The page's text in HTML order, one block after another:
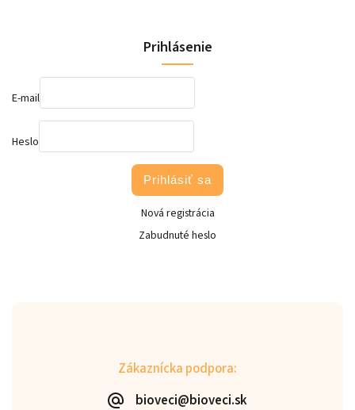
Zákaznícka podpora:
bioveci@bioveci.sk
Prihlásenie
E-mail
Heslo
Prihlásiť sa
Nová registrácia
Zabudnuté heslo